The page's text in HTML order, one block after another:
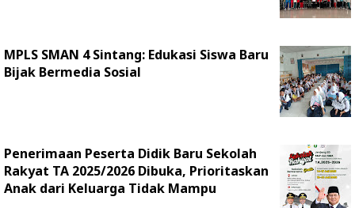
MPLS SMAN 4 Sintang: Edukasi Siswa Baru
Bijak Bermedia Sosial
Penerimaan Peserta Didik Baru Sekolah
Rakyat TA 2025/2026 Dibuka, Prioritaskan
Anak dari Keluarga Tidak Mampu